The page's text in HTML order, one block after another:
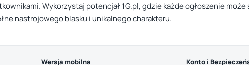
Wykorzystaj potencjał 1G.pl, gdzie każde ogłoszenie
nastrojowego blasku i unikalnego charakteru.
Wersja mobilna Konto i